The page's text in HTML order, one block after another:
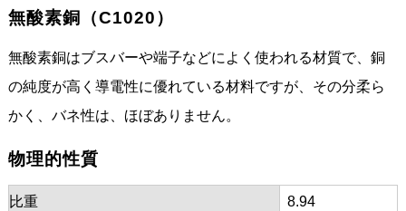
無酸素銅（C1020）
無酸素銅はブスバーや端子などによく使われる材質で、銅
の純度が高く導電性に優れている材料ですが、その分柔ら
かく、バネ性は、ほぼありません。
物理的性質
比重 8.94